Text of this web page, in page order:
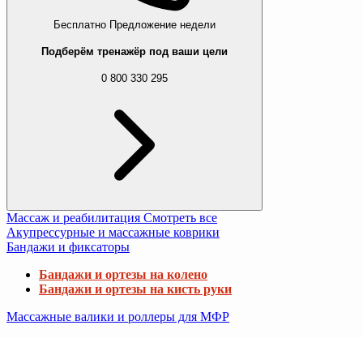
Бесплатно Предложение недели
Подберём тренажёр под ваши цели
0 800 330 295
Массаж и реабилитация Смотреть все
Акупрессурные и массажные коврики
Бандажи и фиксаторы
Бандажи и ортезы на колено
Бандажи и ортезы на кисть руки
Массажные валики и роллеры для МФР